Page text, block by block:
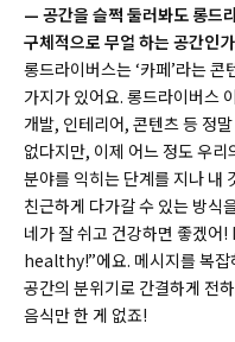
— 공간을 슬쩍 둘러봐도 롱드
구체적으로 무얼 하는 공간인
롱드라이버스는 ‘카페’라는
가지가 있어요. 롱드라이버스
개발, 인테리어, 콘텐츠 등 정
없다지만, 이제 어느 정도 우
분야를 익히는 단계를 지나 내
친근하게 다가갈 수 있는 방식
네가 잘 쉬고 건강하면 좋겠어!
healthy!”에요. 메시지를 복
공간의 분위기로 간결하게 전
음식만 한 게 없죠!